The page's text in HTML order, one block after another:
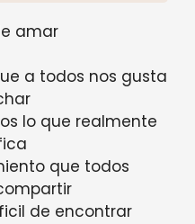
amar
a todos nos gusta
lo que realmente
que todos
de encontrar